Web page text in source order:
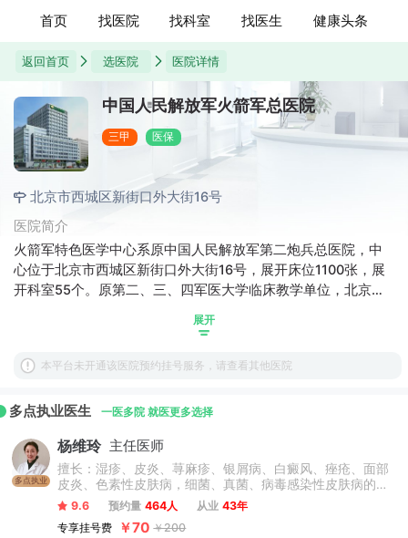
首页 找医院 找科室 找医生 健康头条
返回首页 选医院 医院详情
中国人民解放军火箭军总医院
三甲 医保
北京市西城区新街口外大街16号
医院简介
火箭军特色医学中心系原中国人民解放军第二炮兵总医院，中
心位于北京市西城区新街口外大街16号，展开床位1100张，展
开科室55个。原第二、三、四军医大学临床教学单位，北京师
院校的研究生联合培养基地。拥有博士88人，硕士162人，高
军医学专业委员会副主任委员4名，常务委员、委员61名。拥有
肛肠病专病中心，全军核辐射损伤医学监测与防治研究中心，
箭军医学专科和专病中心10个；国家药物临床试验机构专业5
个，博士后科研工作站1个。
展开
本平台未开通该医院预约挂号服务，请查看其他医院
多点执业医生 一医多院 就医更多选择
多点执业
杨维玲 主任医师
擅长：湿疹、皮炎、荨麻疹、银屑病、白癜风、痤疮、面部
皮炎、色素性皮肤病，细菌、真菌、病毒感染性皮肤病的诊
治，在皮肤美容及激光美容抗衰老方面有着丰富的临床经
验。
9.6 预约量 464人 从业 43年
专享挂号费
￥70 ￥200